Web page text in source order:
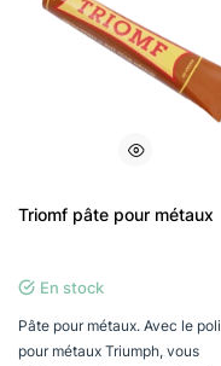
Triomf pâte pour métaux
En stock
Pâte pour métaux. Avec le poli
pour métaux Triumph, vous